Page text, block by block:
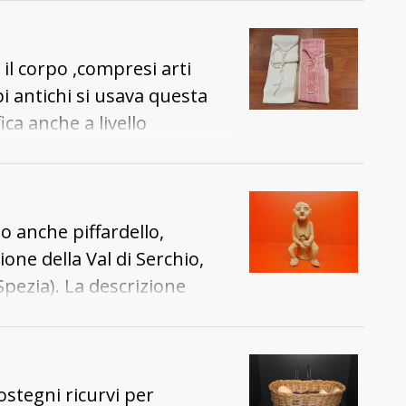
unite tramite
il maggio, magari
il corpo ,compresi arti
antichi si usava questa
anche a livello
anche piffardello,
della Val di Serchio,
La descrizione
scarpe, il naso adunco
ricurvi per